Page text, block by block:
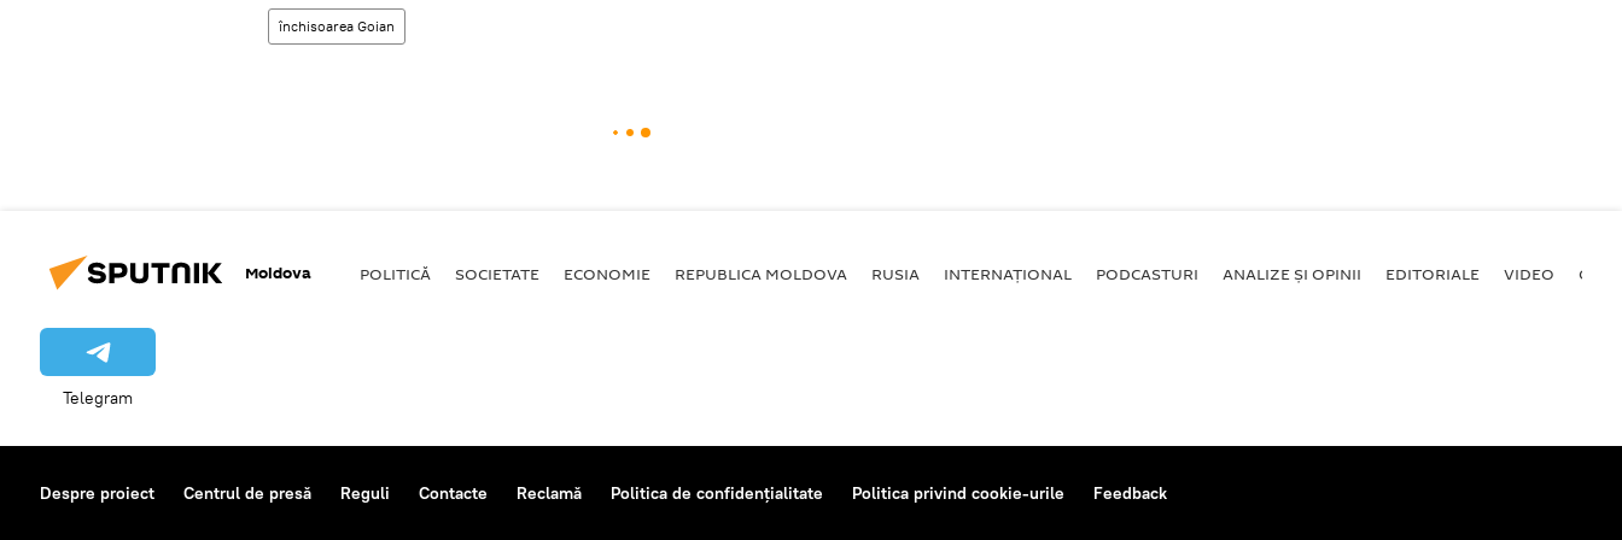
închisoarea Goian
Moldova POLITICĂ SOCIETATE ECONOMIE REPUBLICA MOLDOVA RUSIA INTERNAȚIONAL PODCASTURI ANALIZE ȘI OPINII EDITORIALE VIDEO
Telegram
Despre proiect Centrul de presă Reguli Contacte Reclamă Politica de confidențialitate Politica privind cookie-urile Feedback